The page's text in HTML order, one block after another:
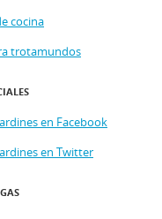
cocina
trotamundos
en Facebook
en Twitter